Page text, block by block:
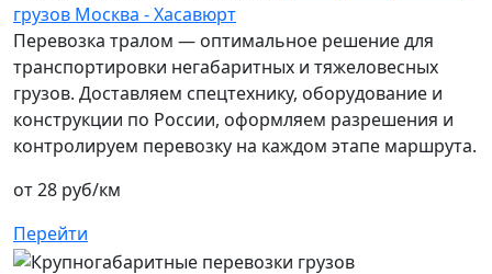
грузов Москва - Хасавюрт
Перевозка тралом — оптимальное решение для
транспортировки негабаритных и тяжеловесных
грузов. Доставляем спецтехнику, оборудование и
конструкции по России, оформляем разрешения и
контролируем перевозку на каждом этапе маршрута.
от 28 руб/км
Перейти